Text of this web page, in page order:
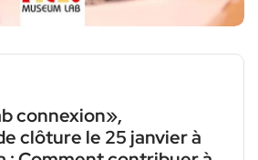
connexion»,
clôture le 25 janvier à